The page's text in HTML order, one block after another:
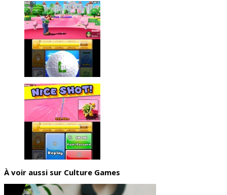
À voir aussi sur Culture Games